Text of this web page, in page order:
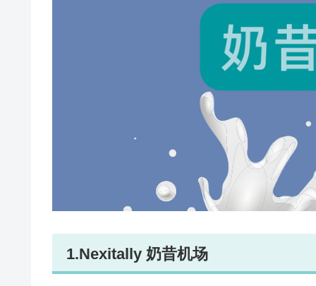
1.Nexitally 奶昔机场